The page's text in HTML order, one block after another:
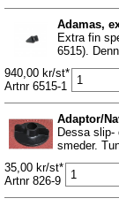
Adamas,
Extra fin
6515).
940,00 kr/st*
Artnr 6515-1
Adaptor/
Dessa
smeder.
35,00 kr/st*
Artnr 826-9